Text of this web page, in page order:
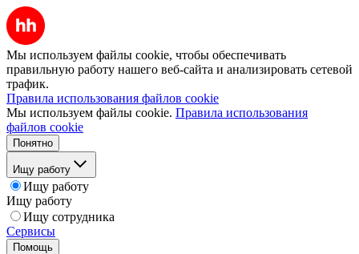
Мы используем файлы cookie, чтобы обеспечивать
правильную работу нашего веб-сайта и анализировать сетевой
трафик.
Правила использования файлов cookie
Мы используем файлы cookie. Правила использования
файлов cookie
Понятно
Ищу работу
Ищу работу
Ищу работу
Ищу сотрудника
Сервисы
Помощь